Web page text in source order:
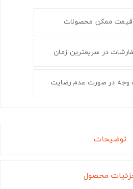
قیمت ممکن محصولات
در سریعترین زمان
وجه در صورت عدم رضایت
توضیحات
محصول